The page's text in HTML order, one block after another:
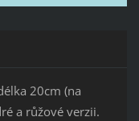
20cm (na
a růžové verzii.